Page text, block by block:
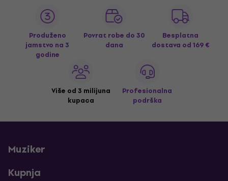
Produženo
jamstvo na 3
godine
Povrat robe do 30
dana
Besplatna
dostava od 169 €
Više od 3 milijuna
kupaca
Profesionalna
podrška
Muziker
Kupnja